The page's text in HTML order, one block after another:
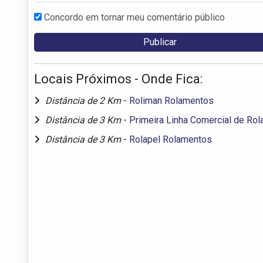
Concordo em tornar meu comentário público
Locais Próximos - Onde Fica:
Distância de 2 Km - Roliman Rolamentos
Distância de 3 Km - Primeira Linha Comercial de
Distância de 3 Km - Rolapel Rolamentos